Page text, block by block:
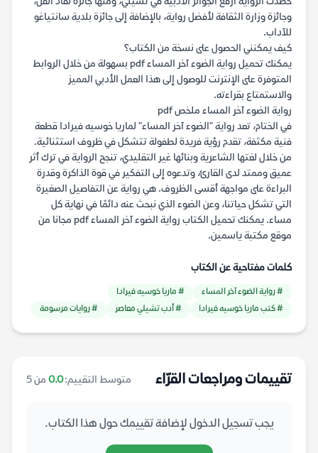
وجائزة وزارة الثقافة لأفضل رواية، بالإضافة إلى جائزة بلدية سانتياغو
للآداب.
كيف يمكنني الحصول على نسخة من الكتاب؟
يمكنك تحميل رواية الضوء آخر المساء pdf بسهولة من خلال الروابط
المتوفرة على الإنترنت للوصول إلى هذا العمل الأدبي المميز
والاستمتاع بقراءته.
رواية الضوء آخر المساء ملخص pdf
في الختام، تعد رواية "الضوء آخر المساء" لماريا خوسيه فيرادا قطعة
فنية مكثفة، تقدم رؤية فريدة لطفولة تتشكل في ظروف استثنائية.
من خلال لغتها الشاعرية وبنائها غير التقليدي، تنجح الرواية في ترك أثر
عميق وممتد لدى القارئ، وتدعوه إلى التفكير في قوة الذاكرة وقدرة
البراءة على مواجهة أقسى الظروف. هي رواية عن التفاصيل الصغيرة
التي تشكل حياتنا، وعن الضوء الذي نبحث عنه دائمًا في نهاية كل
مساء. يمكنك تحميل الكتاب رواية الضوء آخر المساء pdf مجانا من
موقع مكتبة ياسمين.
كلمات مفتاحية عن الكتاب
# رواية الضوء آخر المساء
# ماريا خوسيه فيرادا
# كتب ماريا خوسيه فيرادا
# أدب تشيلي معاصر # روايات مرسومة
تقييمات ومراجعات القرّاء متوسط التقييم:0.0 من 5
يجب تسجيل الدخول لإضافة تقييمك حول هذا الكتاب.